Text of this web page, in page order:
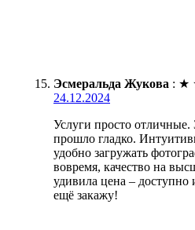
Эсмеральда Жукова : ★
24.12.2024
Услуги просто отличные.
прошло гладко.
удобно загружать
вовремя, качество на
удивила цена – доступно
ещё закажу!